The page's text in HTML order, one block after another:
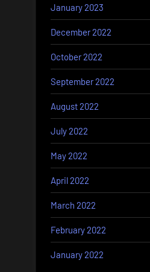
January 2023
December 2022
October 2022
September 2022
August 2022
July 2022
May 2022
April 2022
March 2022
February 2022
January 2022